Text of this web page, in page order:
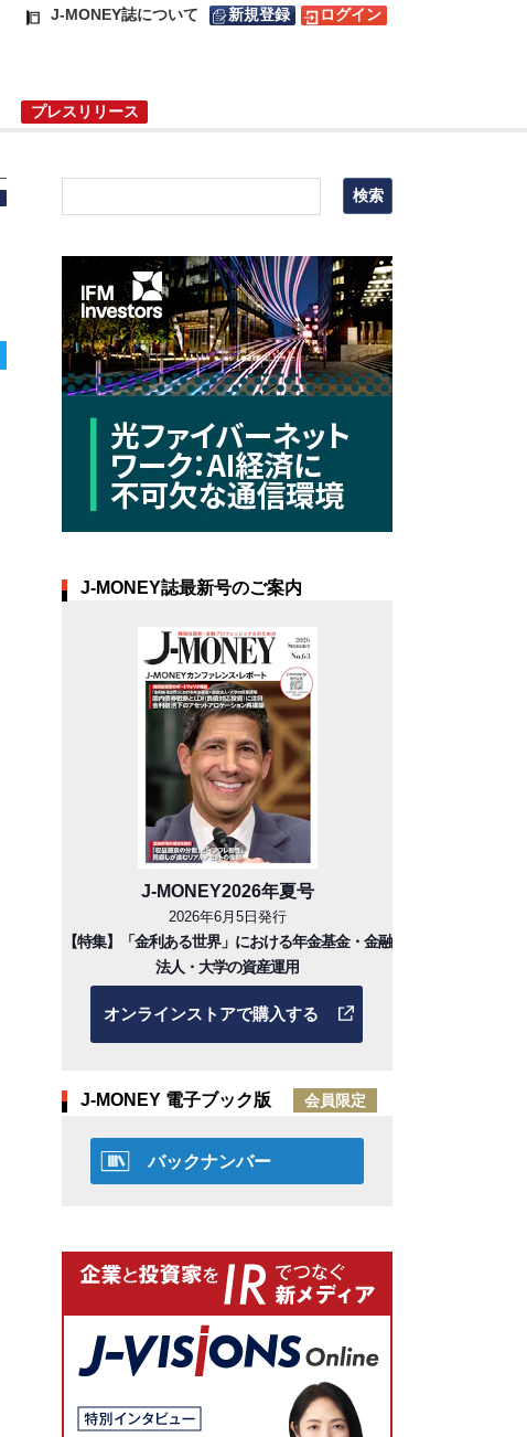
J-MONEY誌について 新規登録 ログイン
プレスリリース
J-MONEY誌最新号のご案内
J-MONEY2026年夏号
2026年6月5日発行
【特集】「金利ある世界」における年金基金・金融
法人・大学の資産運用
オンラインストアで購入する
J-MONEY 電子ブック版 会員限定
バックナンバー